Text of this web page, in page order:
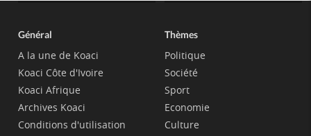
Général
A la une de Koaci
Koaci Côte d'Ivoire
Koaci Afrique
Archives Koaci
Conditions d'utilisation
Thèmes
Politique
Société
Sport
Economie
Culture